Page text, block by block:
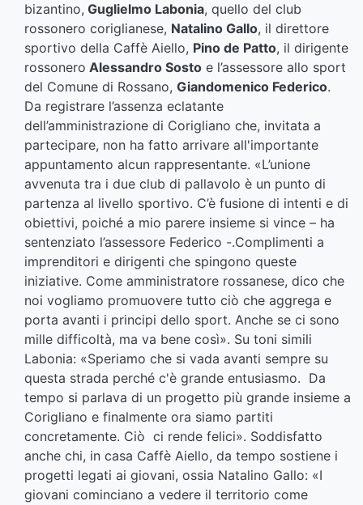
bizantino, Guglielmo Labonia, quello del club
rossonero coriglianese, Natalino Gallo, il direttore
sportivo della Caffè Aiello, Pino de Patto, il dirigente
rossonero Alessandro Sosto e l’assessore allo sport
del Comune di Rossano, Giandomenico Federico.
Da registrare l’assenza eclatante
dell’amministrazione di Corigliano che, invitata a
partecipare, non ha fatto arrivare all'importante
appuntamento alcun rappresentante. «L’unione
avvenuta tra i due club di pallavolo è un punto di
partenza al livello sportivo. C’è fusione di intenti e di
obiettivi, poiché a mio parere insieme si vince – ha
sentenziato l’assessore Federico -.Complimenti a
imprenditori e dirigenti che spingono queste
iniziative. Come amministratore rossanese, dico che
noi vogliamo promuovere tutto ciò che aggrega e
porta avanti i principi dello sport. Anche se ci sono
mille difficoltà, ma va bene così». Su toni simili
Labonia: «Speriamo che si vada avanti sempre su
questa strada perché c'è grande entusiasmo. Da
tempo si parlava di un progetto più grande insieme a
Corigliano e finalmente ora siamo partiti
concretamente. Ciò ci rende felici». Soddisfatto
anche chi, in casa Caffè Aiello, da tempo sostiene i
progetti legati ai giovani, ossia Natalino Gallo: «I
giovani cominciano a vedere il territorio come